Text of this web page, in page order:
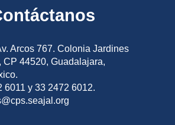
Arcos 767. Colonia Jardines
CP 44520, Guadalajara,
6011 y 33 2472 6012.